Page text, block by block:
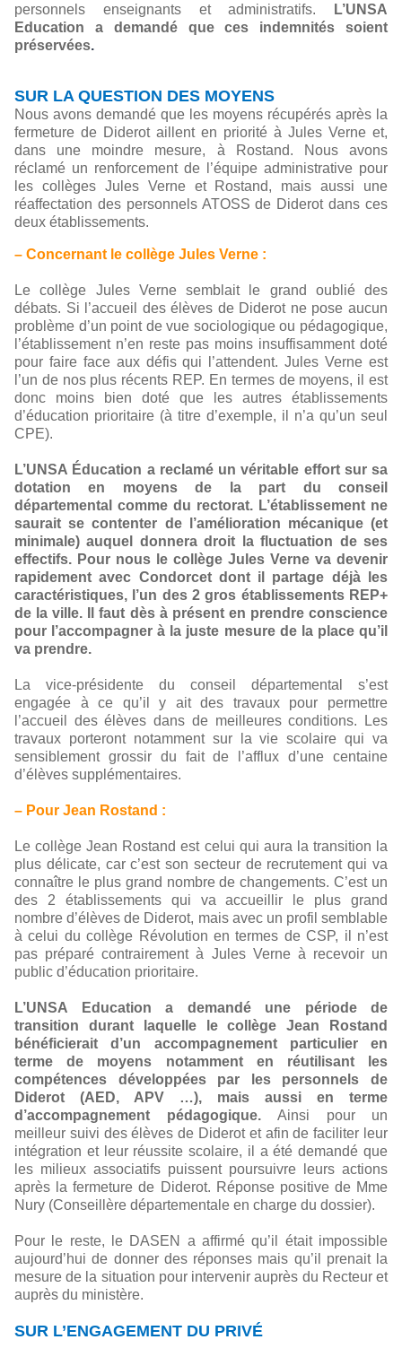
personnels enseignants et administratifs.
L’UNSA
Education a demandé que ces indemnités soient
préservées.
SUR LA QUESTION DES MOYENS
Nous avons demandé que les moyens récupérés après la
fermeture de Diderot aillent en priorité à Jules Verne et,
dans une moindre mesure, à Rostand. Nous avons
réclamé un renforcement de l’équipe administrative pour
les collèges Jules Verne et Rostand, mais aussi une
réaffectation des personnels ATOSS de Diderot dans ces
deux établissements.
– Concernant le collège Jules Verne :
Le collège Jules Verne semblait le grand oublié des
débats. Si l’accueil des élèves de Diderot ne pose aucun
problème d’un point de vue sociologique ou pédagogique,
l’établissement n’en reste pas moins insuffisamment doté
pour faire face aux défis qui l’attendent. Jules Verne est
l’un de nos plus récents REP. En termes de moyens, il est
donc moins bien doté que les autres établissements
d’éducation prioritaire (à titre d’exemple, il n’a qu’un seul
CPE).
L’UNSA Éducation a reclamé un véritable effort sur sa
dotation en moyens de la part du conseil
départemental comme du rectorat. L’établissement ne
saurait se contenter de l’amélioration mécanique (et
minimale) auquel donnera droit la fluctuation de ses
effectifs. Pour nous le collège Jules Verne va devenir
rapidement avec Condorcet dont il partage déjà les
caractéristiques, l’un des 2 gros établissements REP+
de la ville. Il faut dès à présent en prendre conscience
pour l’accompagner à la juste mesure de la place qu’il
va prendre.
La vice-présidente du conseil départemental s’est
engagée à ce qu’il y ait des travaux pour permettre
l’accueil des élèves dans de meilleures conditions. Les
travaux porteront notamment sur la vie scolaire qui va
sensiblement grossir du fait de l’afflux d’une centaine
d’élèves supplémentaires.
– Pour Jean Rostand :
Le collège Jean Rostand est celui qui aura la transition la
plus délicate, car c’est son secteur de recrutement qui va
connaître le plus grand nombre de changements. C’est un
des 2 établissements qui va accueillir le plus grand
nombre d’élèves de Diderot, mais avec un profil semblable
à celui du collège Révolution en termes de CSP, il n’est
pas préparé contrairement à Jules Verne à recevoir un
public d’éducation prioritaire.
L’UNSA Education a demandé une période de
transition durant laquelle le collège Jean Rostand
bénéficierait d’un accompagnement particulier en
terme de moyens notamment en réutilisant les
compétences développées par les personnels de
Diderot (AED, APV …), mais aussi en terme
d’accompagnement pédagogique. Ainsi pour un
meilleur suivi des élèves de Diderot et afin de faciliter leur
intégration et leur réussite scolaire, il a été demandé que
les milieux associatifs puissent poursuivre leurs actions
après la fermeture de Diderot. Réponse positive de Mme
Nury (Conseillère départementale en charge du dossier).
Pour le reste, le DASEN a affirmé qu’il était impossible
aujourd’hui de donner des réponses mais qu’il prenait la
mesure de la situation pour intervenir auprès du Recteur et
auprès du ministère.
SUR L’ENGAGEMENT DU PRIVÉ